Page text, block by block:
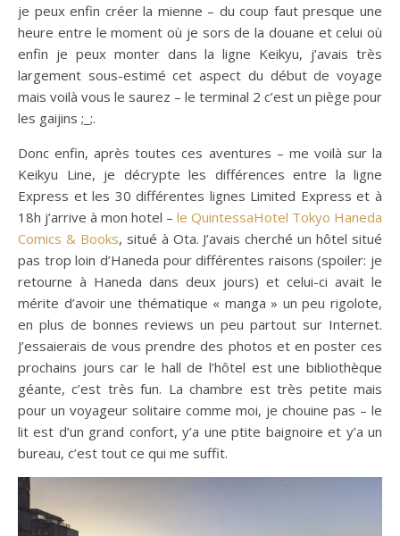
je peux enfin créer la mienne – du coup faut presque une
heure entre le moment où je sors de la douane et celui où
enfin je peux monter dans la ligne Keikyu, j’avais très
largement sous-estimé cet aspect du début de voyage
mais voilà vous le saurez – le terminal 2 c’est un piège pour
les gaijins ;_;.
Donc enfin, après toutes ces aventures – me voilà sur la
Keikyu Line, je décrypte les différences entre la ligne
Express et les 30 différentes lignes Limited Express et à
18h j’arrive à mon hotel – le QuintessaHotel Tokyo Haneda
Comics & Books, situé à Ota. J’avais cherché un hôtel situé
pas trop loin d’Haneda pour différentes raisons (spoiler: je
retourne à Haneda dans deux jours) et celui-ci avait le
mérite d’avoir une thématique « manga » un peu rigolote,
en plus de bonnes reviews un peu partout sur Internet.
J’essaierais de vous prendre des photos et en poster ces
prochains jours car le hall de l’hôtel est une bibliothèque
géante, c’est très fun. La chambre est très petite mais
pour un voyageur solitaire comme moi, je chouine pas – le
lit est d’un grand confort, y’a une ptite baignoire et y’a un
bureau, c’est tout ce qui me suffit.